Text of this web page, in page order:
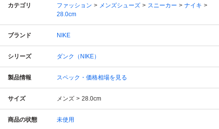
カテゴリ ファッション メンズシューズ スニーカー
ナイキ
28.0cm
ブランド NIKE
シリーズ ダンク（NIKE）
製品情報 スペック・価格相場を見る
サイズ メンズ 28.0cm
商品の状態 未使用